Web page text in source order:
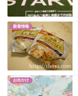
新着情報
お出かけ